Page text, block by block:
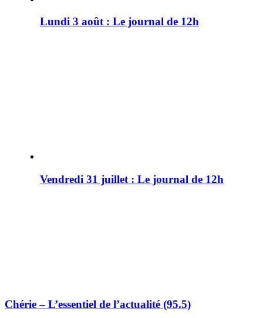
Lundi 3 août : Le journal de 12h
Vendredi 31 juillet : Le journal de 12h
Chérie – L’essentiel de l’actualité (95.5)